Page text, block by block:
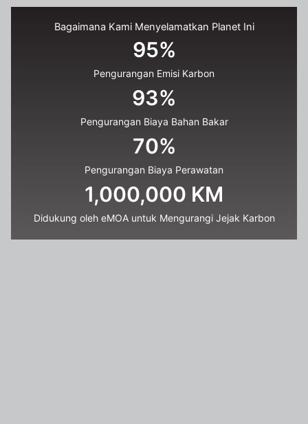
Bagaimana Kami Menyelamatkan Planet Ini
Pengurangan Emisi Karbon
95%
Pengurangan Biaya Bahan Bakar
93%
Pengurangan Biaya Perawatan
70%
Didukung oleh eMOA untuk Mengurangi Jejak Karbon
1,000,000 KM